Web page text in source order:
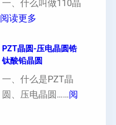
硬
度
影
响
片
白
或
者
一、什么叫做110晶
阅读更多
1
0
晶
向
PZT晶圆-压电晶圆锆
钛酸铅晶圆
一、什么是PZT晶
圆、压电晶圆……阅